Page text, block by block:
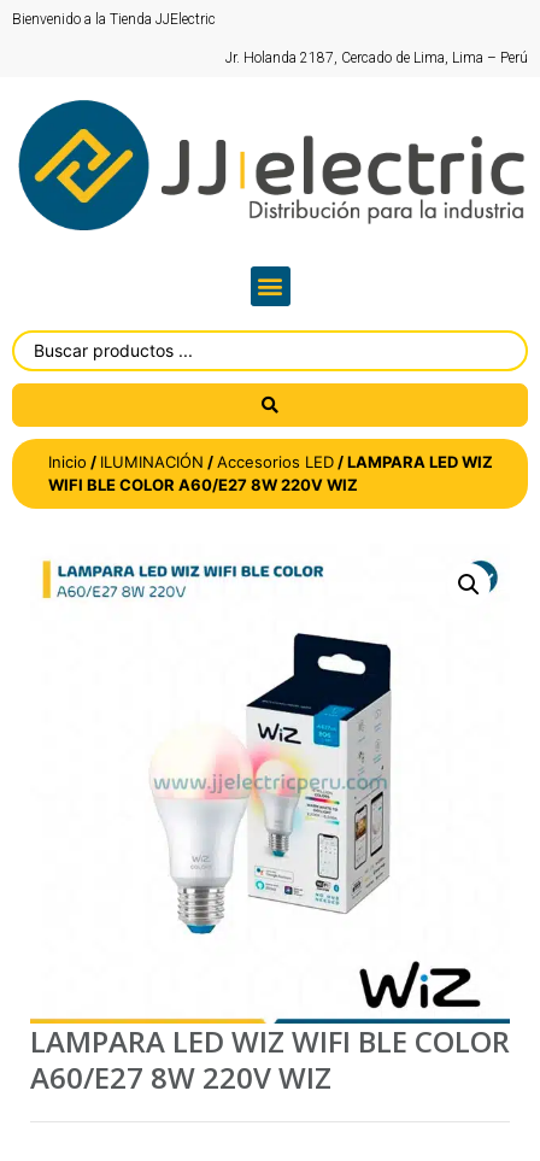
Bienvenido a la Tienda JJElectric
Jr. Holanda 2187, Cercado de Lima, Lima – Perú
Inicio / ILUMINACIÓN /Accesorios LED / LAMPARA LED WIZ
WIFI BLE COLOR A60/E27 8W 220V WIZ
LAMPARA LED WIZ WIFI BLE COLOR
A60/E27 8W 220V WIZ